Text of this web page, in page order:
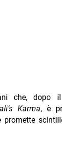
che, dopo
Karma, è